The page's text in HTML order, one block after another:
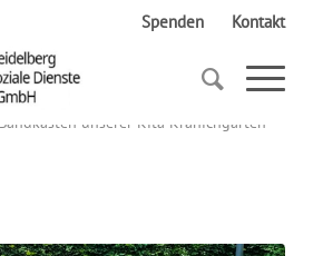
Spenden Kontakt
unserer Kita Kranichgarten